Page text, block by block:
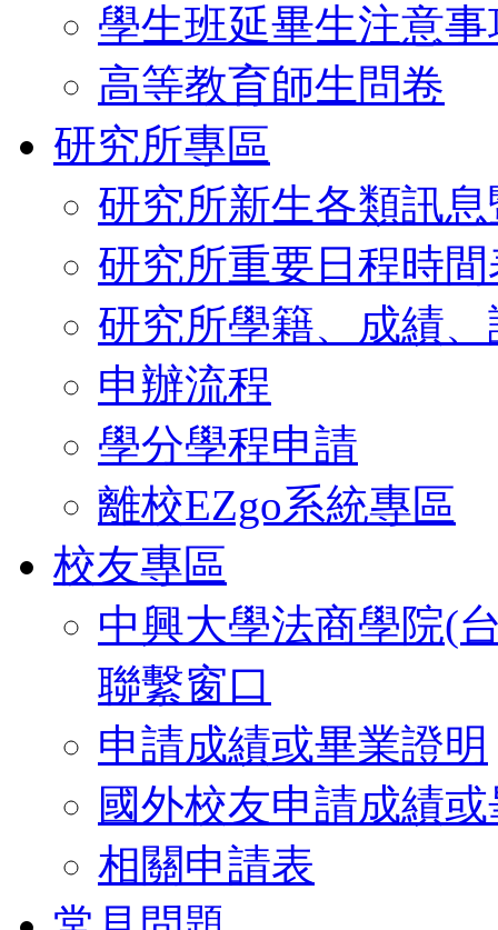
學生班延畢生注意事
高等教育師生問卷
研究所專區
研究所新生各類訊
研究所重要日程時
研究所學籍、成績
申辦流程
學分學程申請
離校EZgo系統專區
校友專區
中興大學法商學院(
聯繫窗口
申請成績或畢業證明
國外校友申請成績
相關申請表